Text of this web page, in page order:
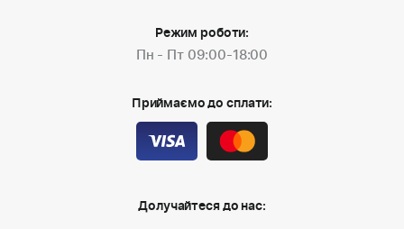
Режим роботи:
Пн - Пт 09:00-18:00
Приймаємо до сплати:
Долучайтеся до нас: